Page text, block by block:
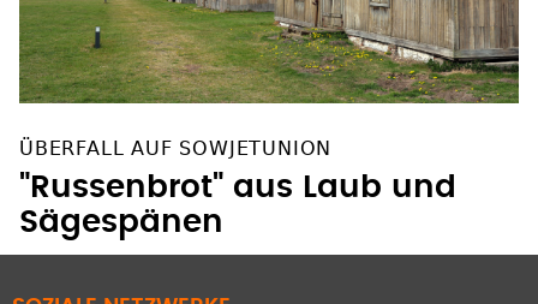
"Russenbrot" aus Laub und
Sägespänen